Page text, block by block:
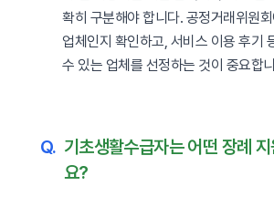
확히 구분해야 합니다. 공정거래위원
업체인지 확인하고, 서비스 이용 후기
수 있는 업체를 선정하는 것이 중요합
Q. 기초생활수급자는 어떤 장례
요?